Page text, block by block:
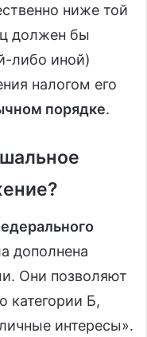
ниже той
должен бы
либо иной)
налогом его
порядке.
дополнена
Они позволяют
категории Б,
интересы».